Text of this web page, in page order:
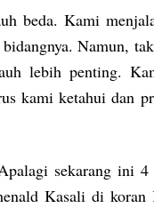
beda. Kami
Namun,
lebih penting.
kami ketahui dan
sekarang ini 4
Kasali di koran